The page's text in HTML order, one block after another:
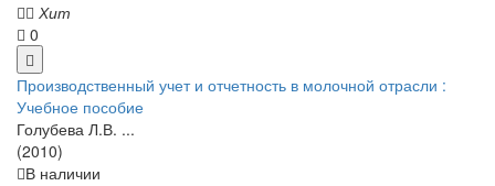
Хит
0
Производственный учет и отчетность в молочной отрасли :
Учебное пособие
Голубева Л.В. ...
(2010)
В наличии